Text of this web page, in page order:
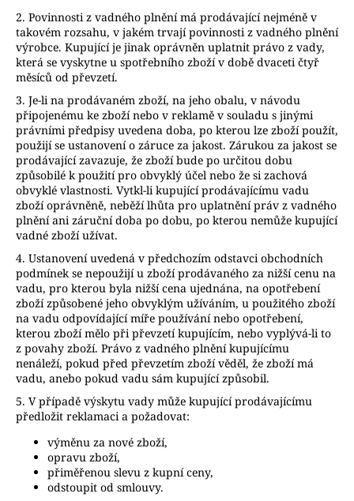
2. Povinnosti z vadného plnění má prodávající nejméně v
takovém rozsahu, v jakém trvají povinnosti z vadného plnění
výrobce. Kupující je jinak oprávněn uplatnit právo z vady,
která se vyskytne u spotřebního zboží v době dvaceti čtyř
měsíců od převzetí.
3. Je-li na prodávaném zboží, na jeho obalu, v návodu
připojenému ke zboží nebo v reklamě v souladu s jinými
právními předpisy uvedena doba, po kterou lze zboží použít,
použijí se ustanovení o záruce za jakost. Zárukou za jakost se
prodávající zavazuje, že zboží bude po určitou dobu
způsobilé k použití pro obvyklý účel nebo že si zachová
obvyklé vlastnosti. Vytkl-li kupující prodávajícímu vadu
zboží oprávněně, neběží lhůta pro uplatnění práv z vadného
plnění ani záruční doba po dobu, po kterou nemůže kupující
vadné zboží užívat.
4. Ustanovení uvedená v předchozím odstavci obchodních
podmínek se nepoužijí u zboží prodávaného za nižší cenu na
vadu, pro kterou byla nižší cena ujednána, na opotřebení
zboží způsobené jeho obvyklým užíváním, u použitého zboží
na vadu odpovídající míře používání nebo opotřebení,
kterou zboží mělo při převzetí kupujícím, nebo vyplývá-li to
z povahy zboží. Právo z vadného plnění kupujícímu
nenáleží, pokud před převzetím zboží věděl, že zboží má
vadu, anebo pokud vadu sám kupující způsobil.
5. V případě výskytu vady může kupující prodávajícímu
předložit reklamaci a požadovat:
výměnu za nové zboží,
opravu zboží,
přiměřenou slevu z kupní ceny,
odstoupit od smlouvy.